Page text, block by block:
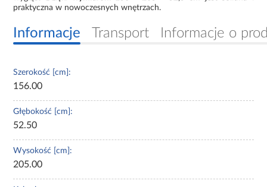
praktyczna w nowoczesnych wnętrzach.
Informacje Transport Informacje o
Szerokość [cm]:
156.00
Głębokość [cm]:
52.50
Wysokość [cm]:
205.00